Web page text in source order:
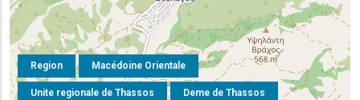
Region Macédoine Orientale
Unite regionale de Thassos Deme de Thassos